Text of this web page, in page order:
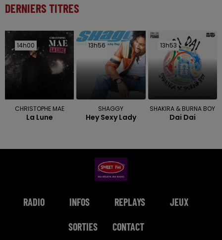
DERNIERS TITRES
14h00
14h00
CHRISTOPHE MAE
La Lune
13h56
13h56
SHAGGY
Hey Sexy Lady
13h53
13h53
SHAKIRA & BURNA BOY
Dai Dai
RADIO INFOS REPLAYS JEUX
SORTIES CONTACT